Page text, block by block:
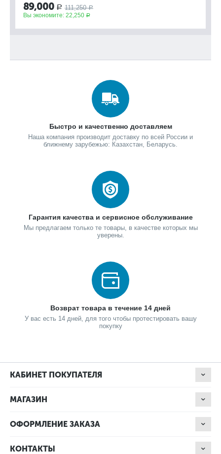
89,000 Р 111,250 Р
Вы экономите: 22,250 Р
Быстро и качественно доставляем
Наша компания производит доставку по всей России и
ближнему зарубежью: Казахстан, Беларусь.
Гарантия качества и сервисное обслуживание
Мы предлагаем только те товары, в качестве которых мы
уверены.
Возврат товара в течение 14 дней
У вас есть 14 дней, для того чтобы протестировать вашу
покупку
КАБИНЕТ ПОКУПАТЕЛЯ
МАГАЗИН
ОФОРМЛЕНИЕ ЗАКАЗА
КОНТАКТЫ